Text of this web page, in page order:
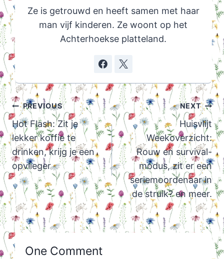
Ze is getrouwd en heeft samen met haar
man vijf kinderen. Ze woont op het
Achterhoekse platteland.
Post
navigation
PREVIOUS
Hot Flash: Zit je
lekker koffie te
drinken, krijg je een
opvlieger
NEXT
Huisvlijt
Weekoverzicht:
Rouw en survival-
modus, zit er een
seriemoordenaar in
de struik? en meer.
One Comment